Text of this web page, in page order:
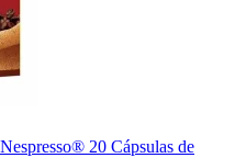
20 Cápsulas de